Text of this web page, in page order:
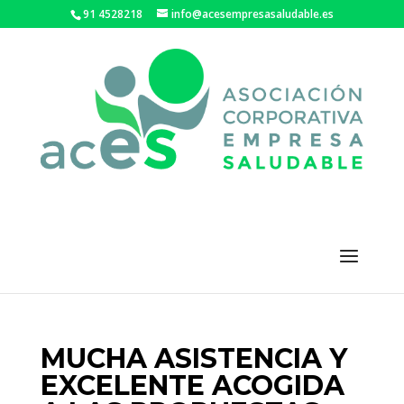
91 4528218 info@acesempresasaludable.es
MUCHA ASISTENCIA Y
EXCELENTE ACOGIDA